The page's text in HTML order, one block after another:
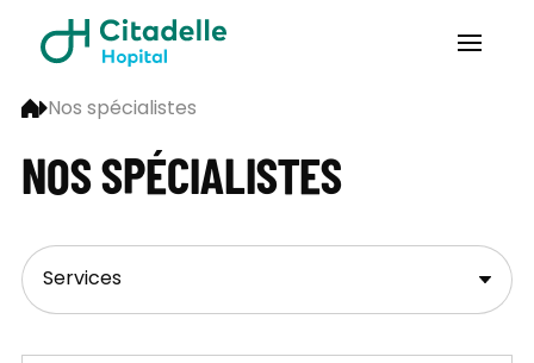
Nos spécialistes
NOS SPÉCIALISTES